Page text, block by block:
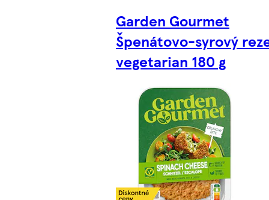
Garden Gourmet
Špenátovo-syrový
vegetarian 180 g